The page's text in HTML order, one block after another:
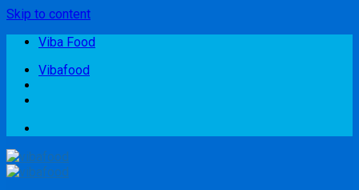
Skip to content
Viba Food
Vibafood